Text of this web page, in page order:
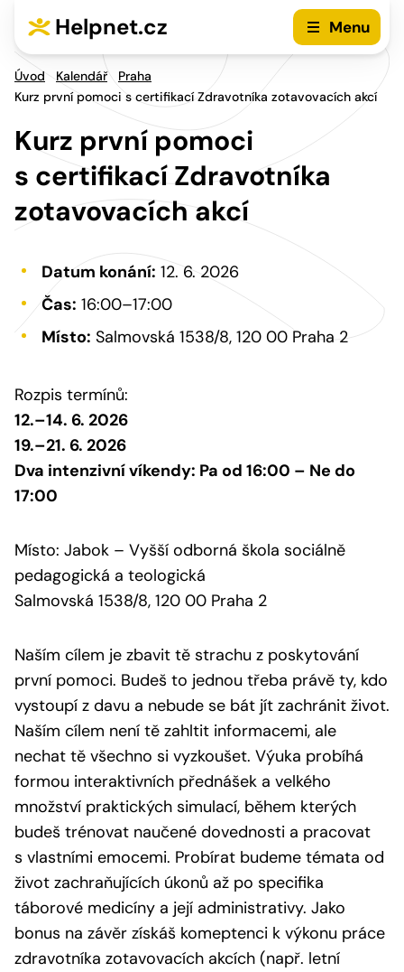
Helpnet.cz Menu
Úvod Kalendář
Praha
Kurz první pomoci s certifikací Zdravotníka zotavovacích akcí
Kurz první pomoci
s certifikací Zdravotníka
zotavovacích akcí
Datum konání: 12. 6. 2026
Čas: 16:00–17:00
Místo: Salmovská 1538/8, 120 00 Praha 2
Rozpis termínů:
12.–14. 6. 2026
19.–21. 6. 2026
Dva intenzivní víkendy: Pa od 16:00 – Ne do
17:00
Místo: Jabok – Vyšší odborná škola sociálně
pedagogická a teologická
Salmovská 1538/8, 120 00 Praha 2
Naším cílem je zbavit tě strachu z poskytování
první pomoci. Budeš to jednou třeba právě ty, kdo
vystoupí z davu a nebude se bát jít zachránit život.
Naším cílem není tě zahltit informacemi, ale
nechat tě všechno si vyzkoušet. Výuka probíhá
formou interaktivních přednášek a velkého
množství praktických simulací, během kterých
budeš trénovat naučené dovednosti a pracovat
s vlastními emocemi. Probírat budeme témata od
život zachraňujících úkonů až po specifika
táborové medicíny a její administrativy. Jako
bonus na závěr získáš komeptenci k výkonu práce
zdravotníka zotavovacích akcích (např. letní